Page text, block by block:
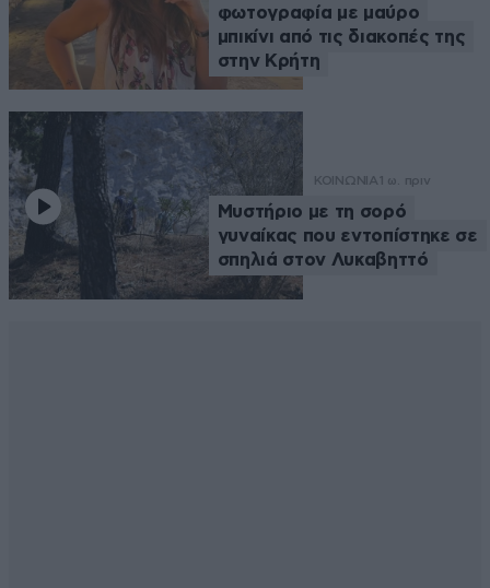
φωτογραφία με μαύρο
μπικίνι από τις διακοπές της
στην Κρήτη
ΚΟΙΝΩΝΙΑ 1 ω. πριν
Μυστήριο με τη σορό
γυναίκας που εντοπίστηκε σε
σπηλιά στον Λυκαβηττό